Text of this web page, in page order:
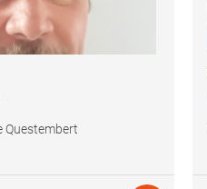
Questembert